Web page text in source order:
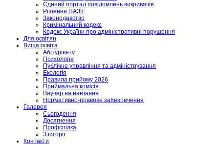
Єдиний портал повідомлень викривачів
Рішення НАЗК
Законодавство
Кримінальний кодекс
Кодекс України про адміністративні порушення
Для освітян
Вища освіта
Абітурієнту
Психологія
Публічне управління та адміністрування
Екологія
Правила прийому 2026
Приймальна комісія
Ваучер на навчання
Нормативно-правове забезпечення
Галерея
Сьогодення
Досягнення
Профспілка
З історії
Контакти